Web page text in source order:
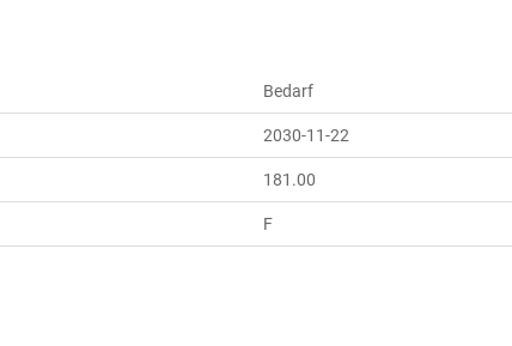
Bedarf
2030-11-22
181.00
F